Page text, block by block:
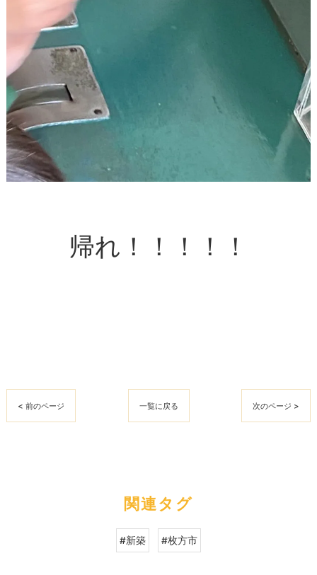
帰れ！！！！！
< 前のページ 一覧に戻る 次のページ >
関連タグ
#新築 #枚方市